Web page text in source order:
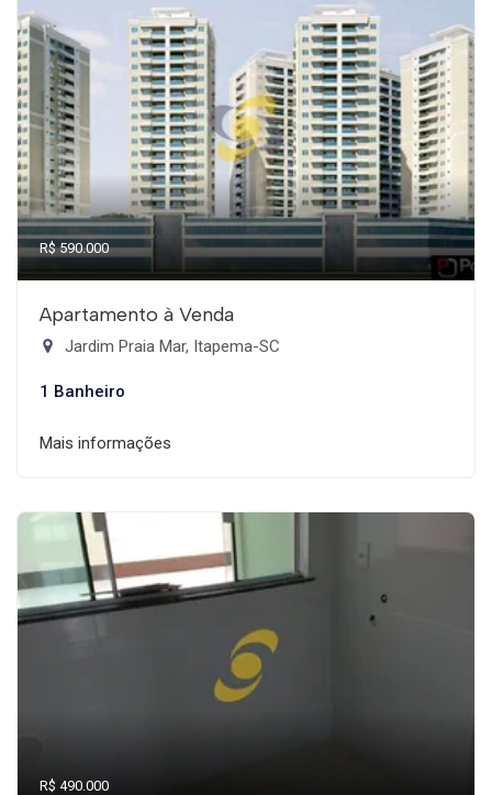
R$ 590.000
Apartamento à Venda
Jardim Praia Mar, Itapema-SC
1 Banheiro
Mais informações
R$ 490.000